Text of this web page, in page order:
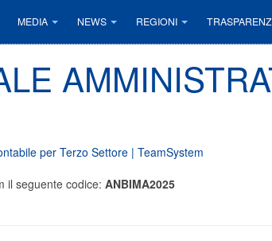
MEDIA NEWS REGIONI
per Terzo Settore | TeamSystem
il seguente codice: ANBIMA2025